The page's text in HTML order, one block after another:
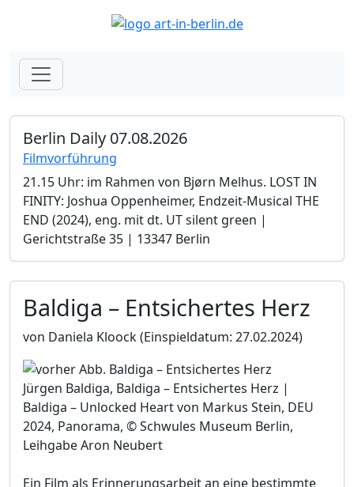
Berlin Daily 07.08.2026
Filmvorführung
21.15 Uhr: im Rahmen von Bjørn Melhus. LOST IN
FINITY: Joshua Oppenheimer, Endzeit-Musical THE
END (2024), eng. mit dt. UT silent green |
Gerichtstraße 35 | 13347 Berlin
Baldiga – Entsichertes Herz
von Daniela Kloock(Einspieldatum: 27.02.2024)
Jürgen Baldiga, Baldiga – Entsichertes Herz |
Baldiga – Unlocked Heart von Markus Stein, DEU
2024, Panorama, © Schwules Museum Berlin,
Leihgabe Aron Neubert
Ein Film als Erinnerungsarbeit an eine bestimmte